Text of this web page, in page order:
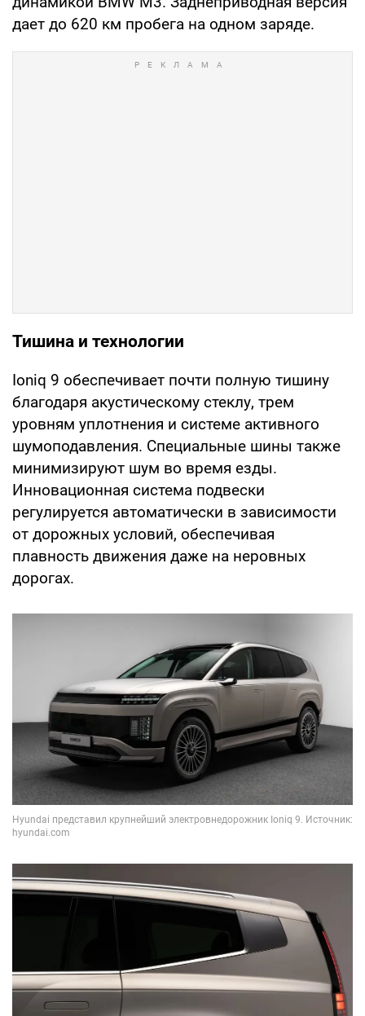
дает до 620 км пробега на одном заряде.
Тишина и технологии
Ioniq 9 обеспечивает почти полную тишину
благодаря акустическому стеклу, трем
уровням уплотнения и системе активного
шумоподавления. Специальные шины также
минимизируют шум во время езды.
Инновационная система подвески
регулируется автоматически в зависимости
от дорожных условий, обеспечивая
плавность движения даже на неровных
дорогах.